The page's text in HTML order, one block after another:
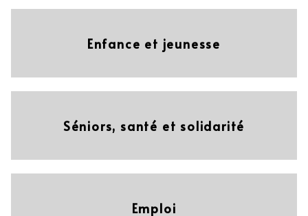
Enfance et jeunesse
Séniors, santé et solidarité
Emploi